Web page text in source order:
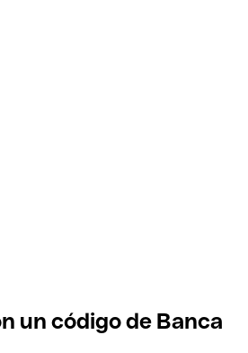
un código de Banca